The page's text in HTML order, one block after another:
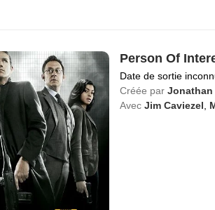
Person Of
Date de sortie
Créée par Jonathan
Avec Jim Caviezel